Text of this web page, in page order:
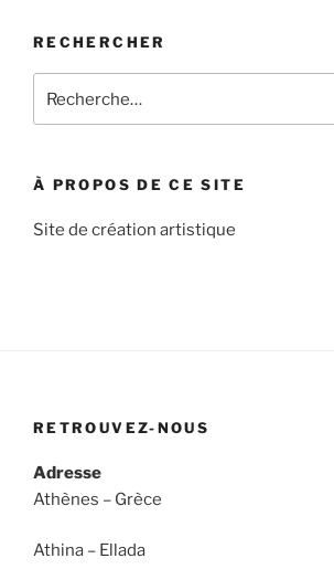
RECHERCHER
pour
À PROPOS DE CE SITE
Site de création artistique
RETROUVEZ-NOUS
Adresse
Athènes – Grèce
Athina – Ellada